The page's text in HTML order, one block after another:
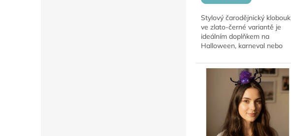
Stylový čarodějnický klobouk
ve zlato-černé variantě je
ideálním doplňkem na
Halloween, karneval nebo
průhledné látky se zlatým
potiskem, dodá vašemu...